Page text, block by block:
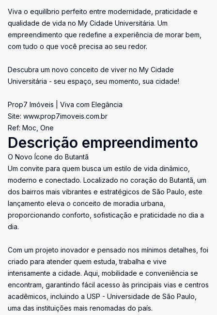
Viva o equilíbrio perfeito entre modernidade, praticidade e
qualidade de vida no My Cidade Universitária. Um
empreendimento que redefine a experiência de morar bem,
com tudo o que você precisa ao seu redor.
Descubra um novo conceito de viver no My Cidade
Universitária - seu espaço, seu momento, sua cidade!
Prop7 Imóveis | Viva com Elegância
Site: www.prop7imoveis.com.br
Ref: Moc, One
Descrição empreendimento
O Novo Ícone do Butantã
Um convite para quem busca um estilo de vida dinâmico,
moderno e conectado. Localizado no coração do Butantã, um
dos bairros mais vibrantes e estratégicos de São Paulo, este
lançamento eleva o conceito de moradia urbana,
proporcionando conforto, sofisticação e praticidade no dia a
dia.
Com um projeto inovador e pensado nos mínimos detalhes, foi
criado para atender quem estuda, trabalha e vive
intensamente a cidade. Aqui, mobilidade e conveniência se
encontram, garantindo fácil acesso às principais vias e centros
acadêmicos, incluindo a USP - Universidade de São Paulo,
uma das instituições mais renomadas do país.